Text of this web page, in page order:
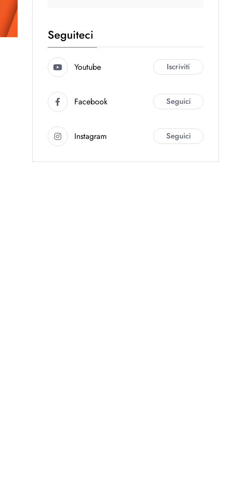
Seguiteci
Youtube Iscriviti
Facebook Seguici
Instagram Seguici